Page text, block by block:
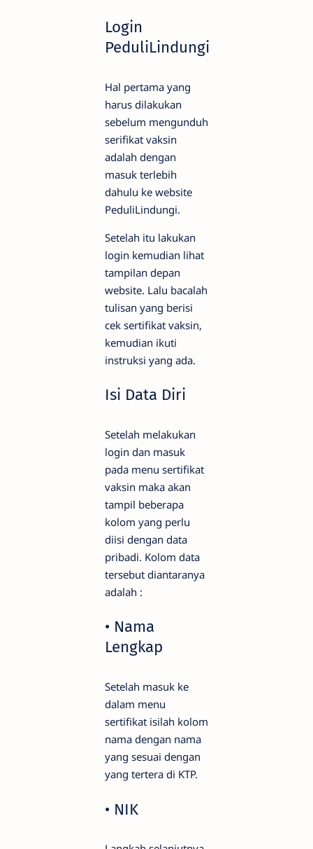
Login
PeduliLindungi
Hal pertama yang
harus dilakukan
sebelum mengunduh
serifikat vaksin
adalah dengan
masuk terlebih
dahulu ke website
PeduliLindungi.
Setelah itu lakukan
login kemudian lihat
tampilan depan
website. Lalu bacalah
tulisan yang berisi
cek sertifikat vaksin,
kemudian ikuti
instruksi yang ada.
Isi Data Diri
Setelah melakukan
login dan masuk
pada menu sertifikat
vaksin maka akan
tampil beberapa
kolom yang perlu
diisi dengan data
pribadi. Kolom data
tersebut diantaranya
adalah :
• Nama
Lengkap
Setelah masuk ke
dalam menu
sertifikat isilah kolom
nama dengan nama
yang sesuai dengan
yang tertera di KTP.
• NIK